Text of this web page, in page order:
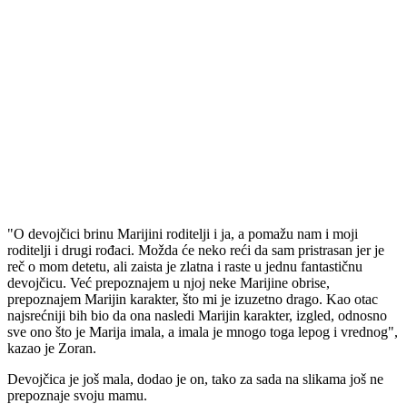
"O devojčici brinu Marijini roditelji i ja, a pomažu nam i moji
roditelji i drugi rođaci. Možda će neko reći da sam pristrasan jer je
reč o mom detetu, ali zaista je zlatna i raste u jednu fantastičnu
devojčicu. Već prepoznajem u njoj neke Marijine obrise,
prepoznajem Marijin karakter, što mi je izuzetno drago. Kao otac
najsrećniji bih bio da ona nasledi Marijin karakter, izgled, odnosno
sve ono što je Marija imala, a imala je mnogo toga lepog i vrednog",
kazao je Zoran.
Devojčica je još mala, dodao je on, tako za sada na slikama još ne
prepoznaje svoju mamu.